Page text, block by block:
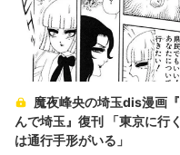
魔夜峰央の埼玉dis漫画
んで埼玉』復刊 「東京に行
は通行手形がいる」